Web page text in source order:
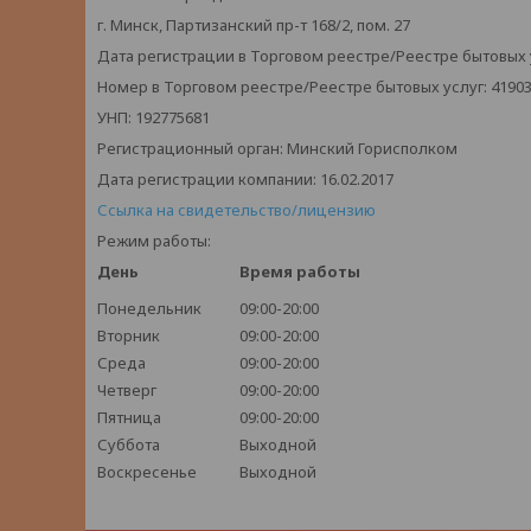
г. Минск, Партизанский пр-т 168/2, пом. 27
Дата регистрации в Торговом реестре/Реестре бытовых
Номер в Торговом реестре/Реестре бытовых услуг:
УНП: 192775681
Регистрационный орган: Минский Горисполком
Дата регистрации компании: 16.02.2017
Ссылка на свидетельство/лицензию
Режим работы:
День
Время работы
Понедельник
09:00-20:00
Вторник
09:00-20:00
Среда
09:00-20:00
Четверг
09:00-20:00
Пятница
09:00-20:00
Суббота
Выходной
Воскресенье
Выходной